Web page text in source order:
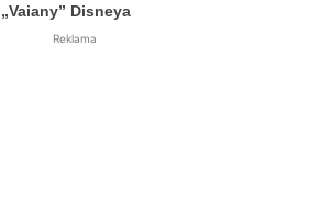
„Vaiany” Disneya
Reklama